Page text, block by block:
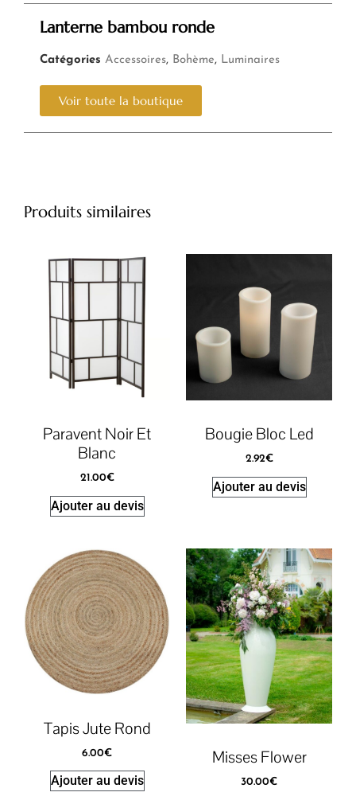
Lanterne bambou ronde
Catégories Accessoires, Bohème, Luminaires
Voir toute la boutique
Produits similaires
Paravent Noir Et
Blanc
21.00€
Ajouter au devis
Bougie Bloc Led
2.92€
Ajouter au devis
Tapis Jute Rond
6.00€
Ajouter au devis
Misses Flower
30.00€